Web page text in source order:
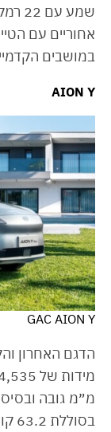
במושבים
AION Y
GAC AION Y